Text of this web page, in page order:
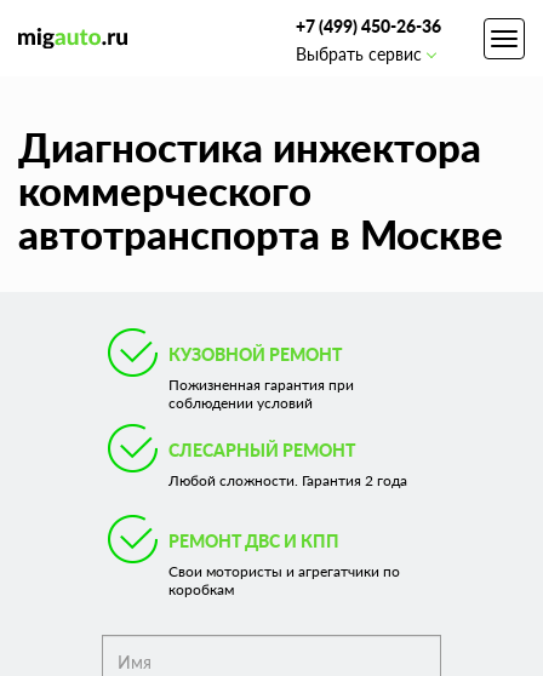
+7 (499) 450-26-36
Выбрать сервис
Диагностика инжектора
коммерческого
автотранспорта в Москве
КУЗОВНОЙ РЕМОНТ
Пожизненная гарантия при
соблюдении условий
СЛЕСАРНЫЙ РЕМОНТ
Любой сложности. Гарантия 2 года
РЕМОНТ ДВС И КПП
Свои мотористы и агрегатчики по
коробкам